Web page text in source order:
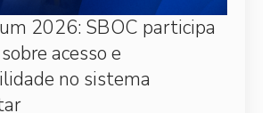
2026: SBOC participa
acesso e
no sistema